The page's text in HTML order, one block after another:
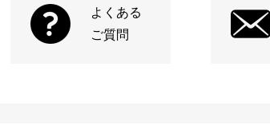
よくある
ご質問